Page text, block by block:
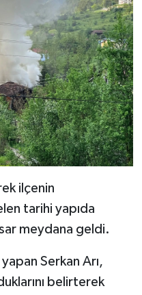
ilçenin
tarihi yapıda
meydana geldi.
yapan Serkan Arı,
belirterek